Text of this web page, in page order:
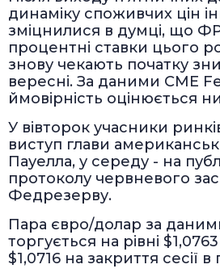
динаміку споживчих цін
зміцнилися в думці, що
процентні ставки цього
знову чекають початку
вересні. За даними CME
ймовірність оцінюється
У вівторок учасники
виступ глави
Пауелла, у середу - на
протоколу червневого
Федрезерву.
Пара євро/долар за
торгується на рівні
$1,0716 на закриття сесії